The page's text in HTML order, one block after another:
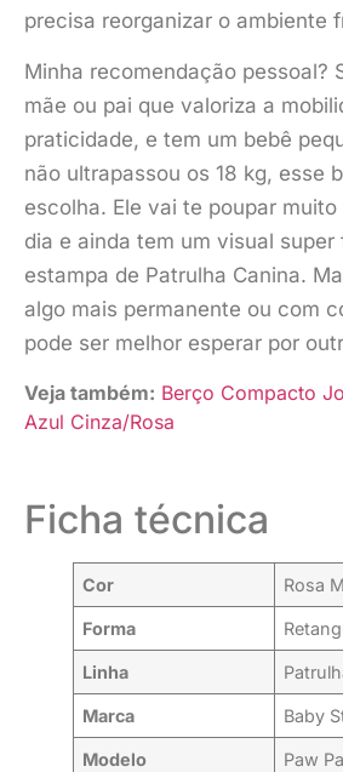
precisa reorganizar o ambiente
Minha recomendação pessoal?
mãe ou pai que valoriza a
praticidade, e tem um bebê
não ultrapassou os 18 kg, esse
escolha. Ele vai te poupar
dia e ainda tem um visual super
estampa de Patrulha Canina.
algo mais permanente ou com
pode ser melhor esperar por
Veja também: Berço Compacto
Azul Cinza/Rosa
Ficha técnica
Cor Rosa
Forma
Linha
Marca Baby
Modelo Paw